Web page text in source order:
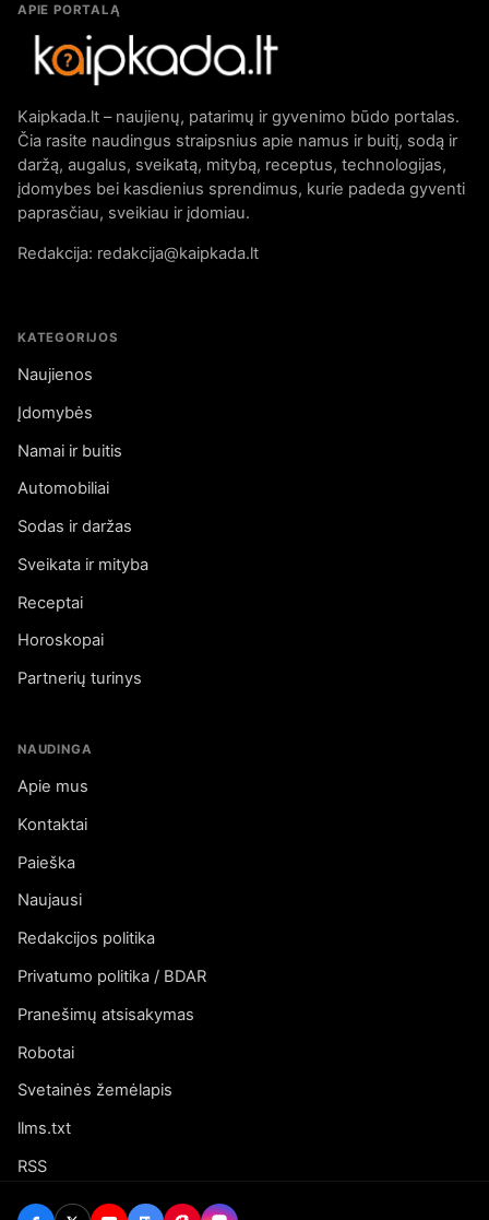
APIE PORTALĄ
Kaipkada.lt – naujienų, patarimų ir gyvenimo būdo portalas.
Čia rasite naudingus straipsnius apie namus ir buitį, sodą ir
daržą, augalus, sveikatą, mitybą, receptus, technologijas,
įdomybes bei kasdienius sprendimus, kurie padeda gyventi
paprasčiau, sveikiau ir įdomiau.
Redakcija: redakcija@kaipkada.lt
KATEGORIJOS
Naujienos
Įdomybės
Namai ir buitis
Automobiliai
Sodas ir daržas
Sveikata ir mityba
Receptai
Horoskopai
Partnerių turinys
NAUDINGA
Apie mus
Kontaktai
Paieška
Naujausi
Redakcijos politika
Privatumo politika / BDAR
Pranešimų atsisakymas
Robotai
Svetainės žemėlapis
llms.txt
RSS